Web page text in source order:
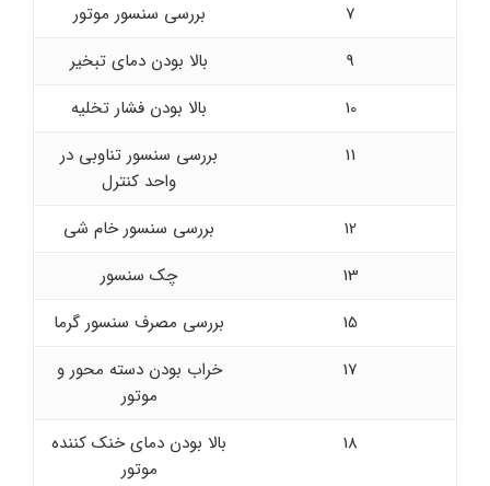
7
بررسی سنسور موتور
9
بالا بودن دمای تبخیر
10
بالا بودن فشار تخلیه
11
بررسی سنسور تناوبی در
واحد کنترل
12
بررسی سنسور خام شی
13
چک سنسور
15
بررسی مصرف سنسور گرما
17
خراب بودن دسته محور و
موتور
18
بالا بودن دمای خنک کننده
موتور